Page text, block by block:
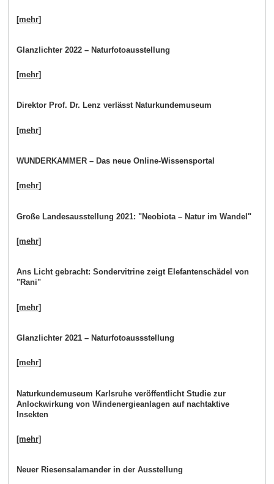
[mehr]
Glanzlichter 2022 – Naturfotoausstellung
[mehr]
Direktor Prof. Dr. Lenz verlässt Naturkundemuseum
[mehr]
WUNDERKAMMER – Das neue Online-Wissensportal
[mehr]
Große Landesausstellung 2021: "Neobiota – Natur im Wandel"
[mehr]
Ans Licht gebracht: Sondervitrine zeigt Elefantenschädel von
"Rani"
[mehr]
Glanzlichter 2021 – Naturfotoaussstellung
[mehr]
Naturkundemuseum Karlsruhe veröffentlicht Studie zur
Anlockwirkung von Windenergieanlagen auf nachtaktive
Insekten
[mehr]
Neuer Riesensalamander in der Ausstellung